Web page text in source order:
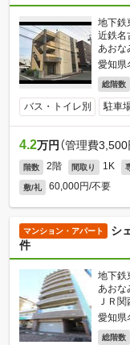
地下鉄
近鉄名
あおな
愛知県
総階数
バス・トイレ別 駐車
4.2万円 （管理費3,500
階数 2階 間取り 1K
敷/礼 60,000円/不要
マンション・アパート
シ
件
地下鉄
あおな
ＪＲ
愛知県
総階数